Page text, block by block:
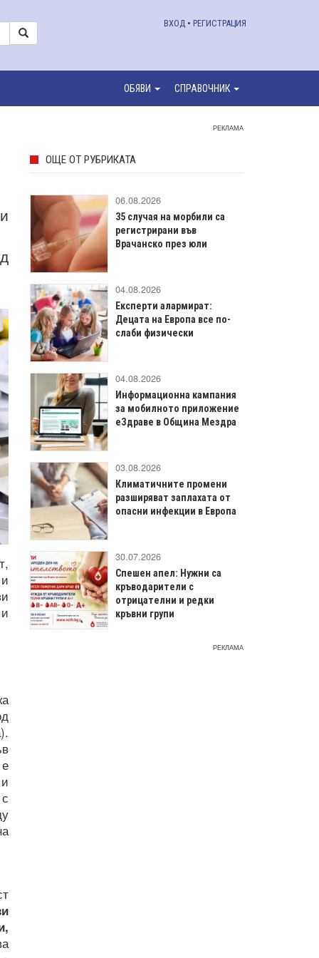
ВХОД • РЕГИСТРАЦИЯ
ОБЯВИ СПРАВОЧНИК
РЕКЛАМА
ОЩЕ ОТ РУБРИКАТА
06.08.2026
35 случая на морбили са
регистрирани във
Врачанско през юли
04.08.2026
Експерти алармират:
Децата на Европа все по-
слаби физически
04.08.2026
Информационна кампания
за мобилното приложение
еЗдраве в Община Мездра
03.08.2026
Климатичните промени
разширяват заплахата от
опасни инфекции в Европа
30.07.2026
Спешен апел: Нужни са
кръводарители с
отрицателни и редки
кръвни групи
РЕКЛАМА